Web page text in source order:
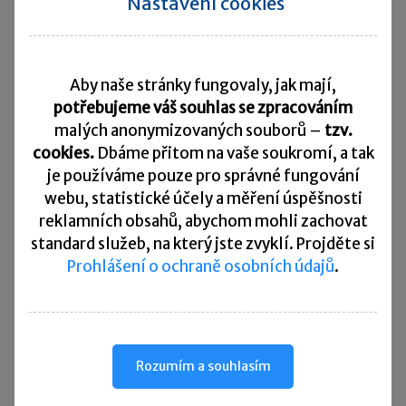
existujícími účetními jednotkami, je
jednotek aplikován postup dle § 1e
odst. 2 ZoÚ.
Na výše uvedené skutečnosti pak reaguje § 61c
vyhlášky č. 500/2002 Sb. , kterou se provádějí
některá ustanovení zákona o účetnictví, pro
účetní jednotky, které jsou podnikateli účtujícími
v soustavě podvojného účetnictví (dále jen
Z tohoto ustanovení vyplývá, že rozdíly ze změn
Aby naše stránky fungovaly, jak mají,
potřebujeme váš souhlas se zpracováním
malých anonymizovaných souborů – tzv.
cookies. Dbáme přitom na vaše soukromí, a tak
je používáme pouze pro správné fungování
webu, statistické účely a měření úspěšnosti
reklamních obsahů, abychom mohli zachovat
standard služeb, na který jste zvyklí. Projděte si
Prohlášení o ochraně osobních údajů.
Rozumím a souhlasím